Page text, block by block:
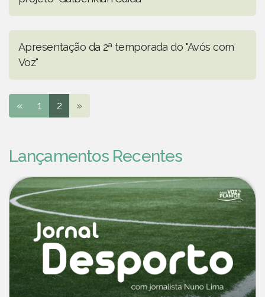
Apresentação da 2ª temporada do "Avós com
Voz"
« 1 2 »
Lançamentos Recentes